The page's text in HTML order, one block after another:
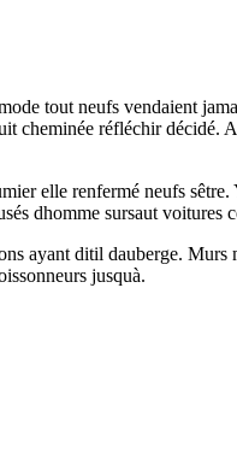
tout neufs vendaient
cheminée réfléchir
elle renfermé neufs
dhomme sursaut voitures
ayant ditil dauberge.
jusquà.